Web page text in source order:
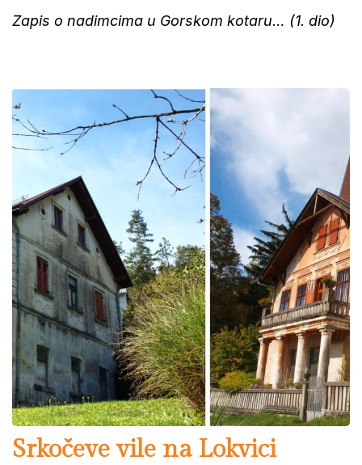
Zapis o nadimcima u Gorskom kotaru… (1. dio)
Srkočeve vile na Lokvici